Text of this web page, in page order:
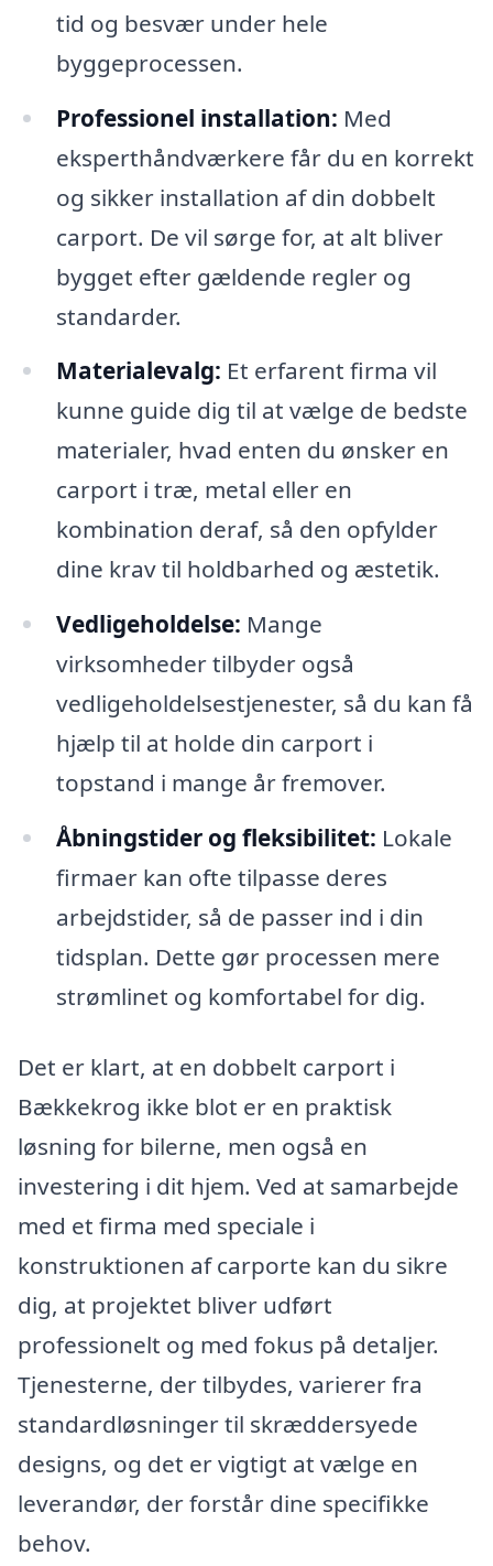
tid og besvær under hele
byggeprocessen.
Professionel installation: Med
eksperthåndværkere får du en korrekt
og sikker installation af din dobbelt
carport. De vil sørge for, at alt bliver
bygget efter gældende regler og
standarder.
Materialevalg: Et erfarent firma vil
kunne guide dig til at vælge de bedste
materialer, hvad enten du ønsker en
carport i træ, metal eller en
kombination deraf, så den opfylder
dine krav til holdbarhed og æstetik.
Vedligeholdelse: Mange
virksomheder tilbyder også
vedligeholdelsestjenester, så du kan få
hjælp til at holde din carport i
topstand i mange år fremover.
Åbningstider og fleksibilitet: Lokale
firmaer kan ofte tilpasse deres
arbejdstider, så de passer ind i din
tidsplan. Dette gør processen mere
strømlinet og komfortabel for dig.
Det er klart, at en dobbelt carport i
Bækkekrog ikke blot er en praktisk
løsning for bilerne, men også en
investering i dit hjem. Ved at samarbejde
med et firma med speciale i
konstruktionen af carporte kan du sikre
dig, at projektet bliver udført
professionelt og med fokus på detaljer.
Tjenesterne, der tilbydes, varierer fra
standardløsninger til skræddersyede
designs, og det er vigtigt at vælge en
leverandør, der forstår dine specifikke
behov.